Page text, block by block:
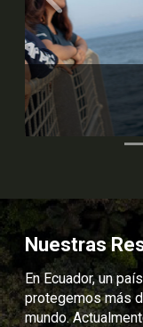
Chumbes
Ver más
Nuestras
En Ecuador, un
protegemos más
mundo.